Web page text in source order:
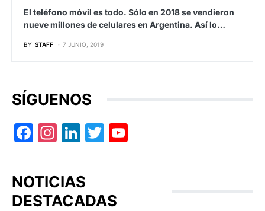
El teléfono móvil es todo. Sólo en 2018 se vendieron
nueve millones de celulares en Argentina. Así lo…
BY STAFF 7 JUNIO, 2019
SÍGUENOS
Facebook
Instagram
LinkedIn
Twitter
NOTICIAS
DESTACADAS